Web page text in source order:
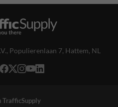
Populierenlaan 7, Hattem, NL
TrafficSupply